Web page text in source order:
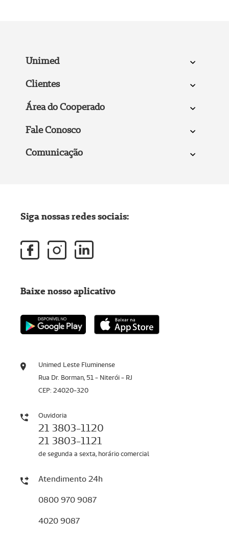
Unimed
Clientes
Área do Cooperado
Fale Conosco
Comunicação
Unimed Leste Fluminense
Rua Dr. Borman, 51 - Niterói - RJ
CEP: 24020-320
Ouvidoria
21 3803-1120
21 3803-1121
de segunda a sexta, horário comercial
Atendimento 24h
0800 970 9087
4020 9087
Siga nossas redes sociais:
Baixe nosso aplicativo